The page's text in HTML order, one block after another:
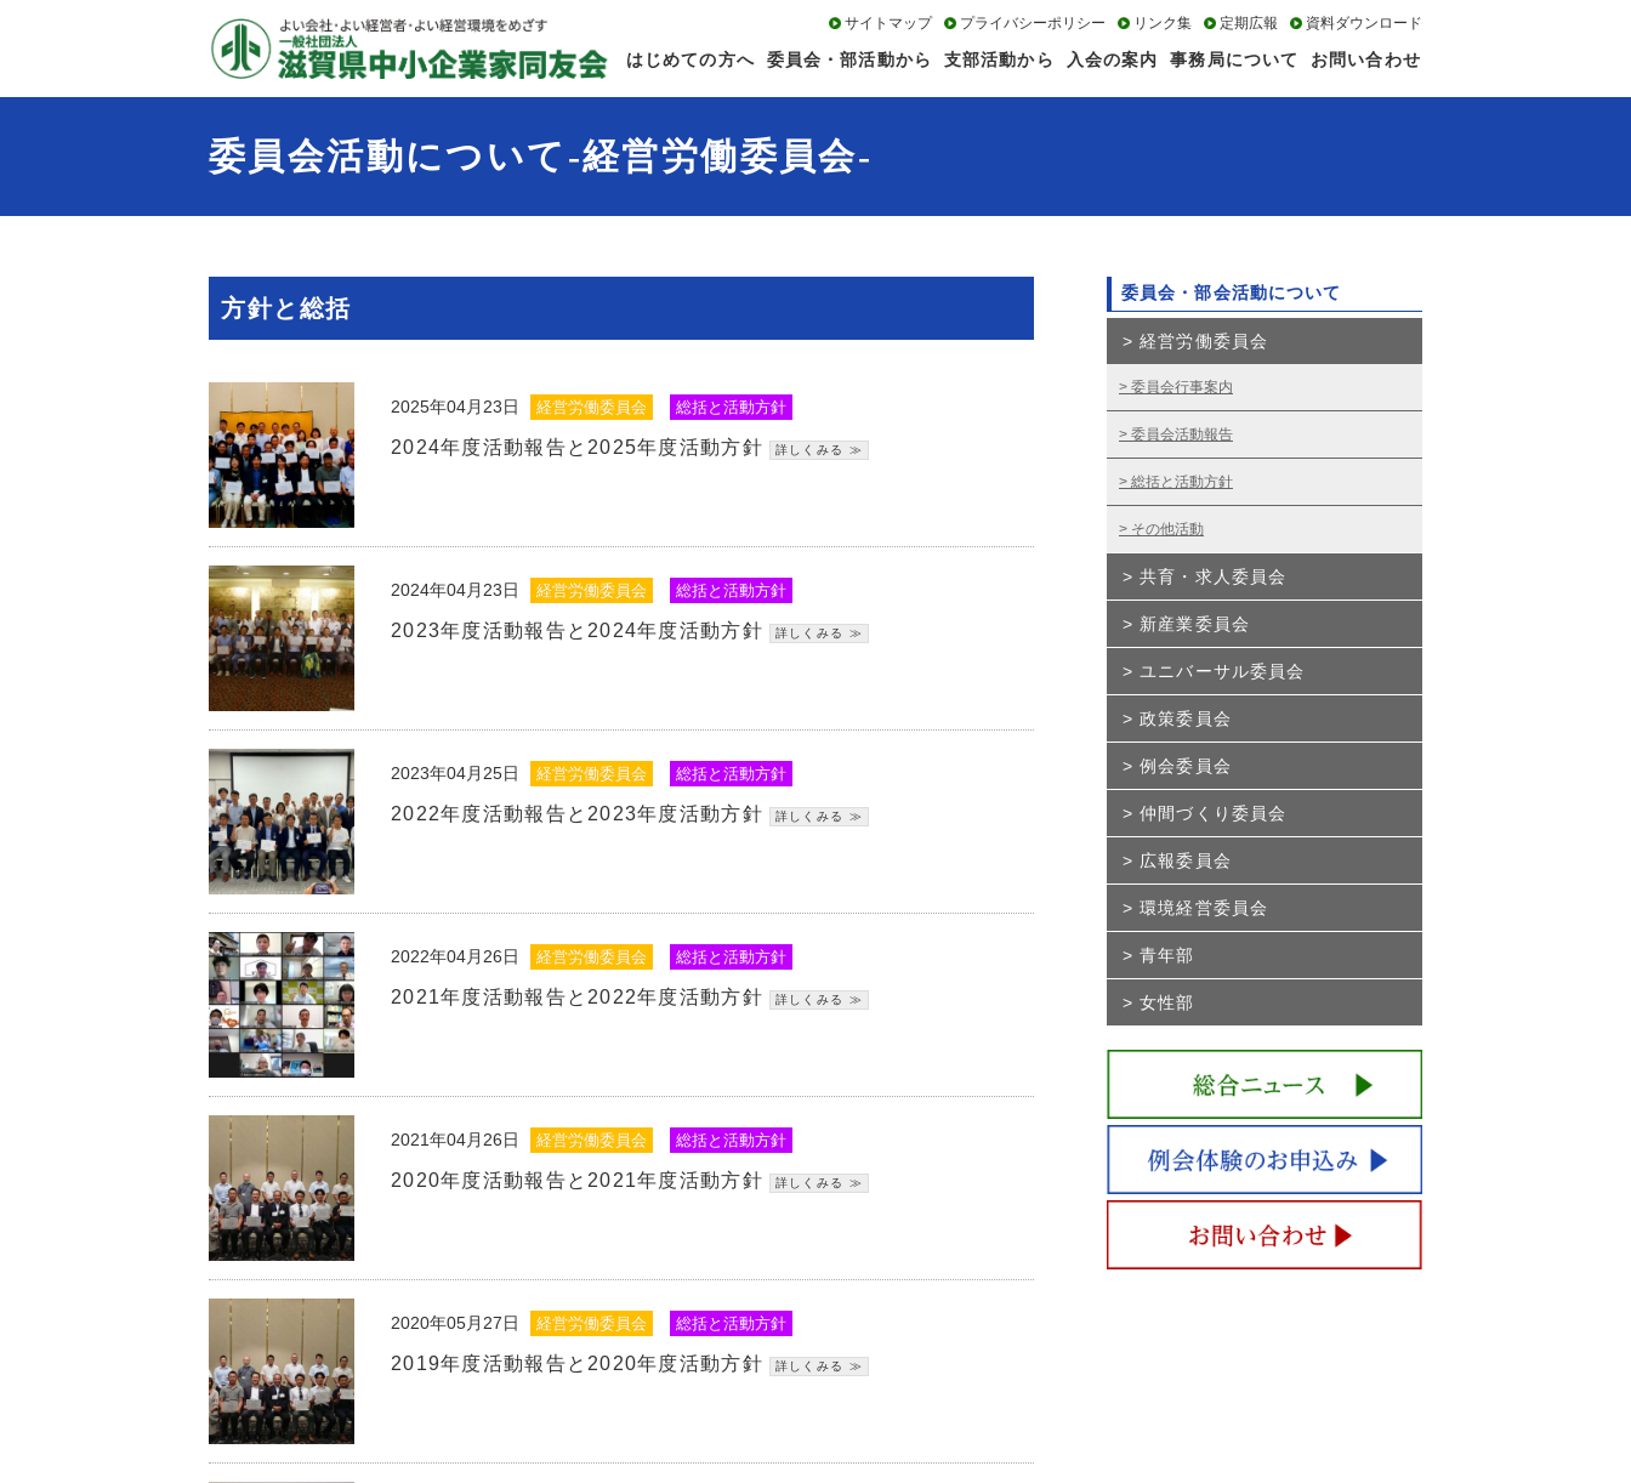
サイトマップ プライバシーポリシー リンク集 定期広報 資料ダウンロード
はじめての方へ 委員会・部活動から 支部活動から 入会の案内 事務局について お問い合わせ
委員会活動について-経営労働委員会-
方針と総括
2025年04月23日 経営労働委員会 総括と活動方針
2024年度活動報告と2025年度活動方針
2024年04月23日 経営労働委員会 総括と活動方針
2023年度活動報告と2024年度活動方針
2023年04月25日 経営労働委員会 総括と活動方針
2022年度活動報告と2023年度活動方針
2022年04月26日 経営労働委員会 総括と活動方針
2021年度活動報告と2022年度活動方針
2021年04月26日 経営労働委員会 総括と活動方針
2020年度活動報告と2021年度活動方針
2020年05月27日 経営労働委員会 総括と活動方針
2019年度活動報告と2020年度活動方針
委員会・部会活動について
経営労働委員会
委員会行事案内
委員会活動報告
総括と活動方針
その他活動
共育・求人委員会
新産業委員会
ユニバーサル委員会
政策委員会
例会委員会
仲間づくり委員会
広報委員会
環境経営委員会
青年部
女性部